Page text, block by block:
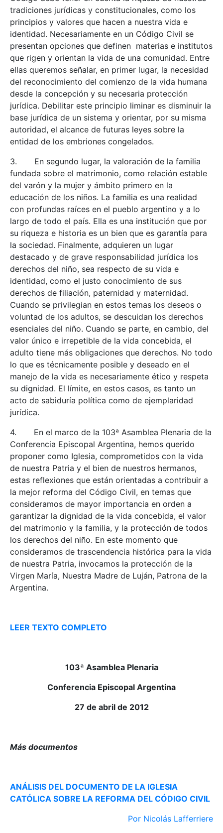
tradiciones jurídicas y constitucionales, como los
principios y valores que hacen a nuestra vida e
identidad. Necesariamente en un Código Civil se
presentan opciones que definen materias e institutos
que rigen y orientan la vida de una comunidad. Entre
ellas queremos señalar, en primer lugar, la necesidad
del reconocimiento del comienzo de la vida humana
desde la concepción y su necesaria protección
jurídica. Debilitar este principio liminar es disminuir la
base jurídica de un sistema y orientar, por su misma
autoridad, el alcance de futuras leyes sobre la
entidad de los embriones congelados.
3. En segundo lugar, la valoración de la familia
fundada sobre el matrimonio, como relación estable
del varón y la mujer y ámbito primero en la
educación de los niños. La familia es una realidad
con profundas raíces en el pueblo argentino y a lo
largo de todo el país. Ella es una institución que por
su riqueza e historia es un bien que es garantía para
la sociedad. Finalmente, adquieren un lugar
destacado y de grave responsabilidad jurídica los
derechos del niño, sea respecto de su vida e
identidad, como el justo conocimiento de sus
derechos de filiación, paternidad y maternidad.
Cuando se privilegian en estos temas los deseos o
voluntad de los adultos, se descuidan los derechos
esenciales del niño. Cuando se parte, en cambio, del
valor único e irrepetible de la vida concebida, el
adulto tiene más obligaciones que derechos. No todo
lo que es técnicamente posible y deseado en el
manejo de la vida es necesariamente ético y respeta
su dignidad. El límite, en estos casos, es tanto un
acto de sabiduría política como de ejemplaridad
jurídica.
4. En el marco de la 103ª Asamblea Plenaria de la
Conferencia Episcopal Argentina, hemos querido
proponer como Iglesia, comprometidos con la vida
de nuestra Patria y el bien de nuestros hermanos,
estas reflexiones que están orientadas a contribuir a
la mejor reforma del Código Civil, en temas que
consideramos de mayor importancia en orden a
garantizar la dignidad de la vida concebida, el valor
del matrimonio y la familia, y la protección de todos
los derechos del niño. En este momento que
consideramos de trascendencia histórica para la vida
de nuestra Patria, invocamos la protección de la
Virgen María, Nuestra Madre de Luján, Patrona de la
Argentina.
LEER TEXTO COMPLETO
103ª Asamblea Plenaria
Conferencia Episcopal Argentina
27 de abril de 2012
Más documentos
ANÁLISIS DEL DOCUMENTO DE LA IGLESIA
CATÓLICA SOBRE LA REFORMA DEL CÓDIGO CIVIL
Por Nicolás Lafferriere